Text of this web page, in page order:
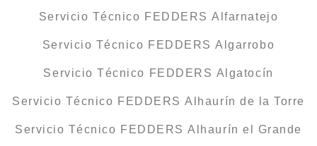
Servicio Técnico FEDDERS Alfarnatejo
Servicio Técnico FEDDERS Algarrobo
Servicio Técnico FEDDERS Algatocín
Servicio Técnico FEDDERS Alhaurín de la Torre
Servicio Técnico FEDDERS Alhaurín el Grande